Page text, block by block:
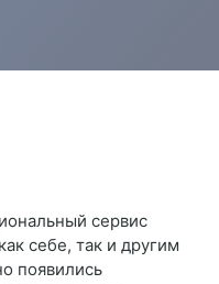
сервис
себе, так и другим
появились